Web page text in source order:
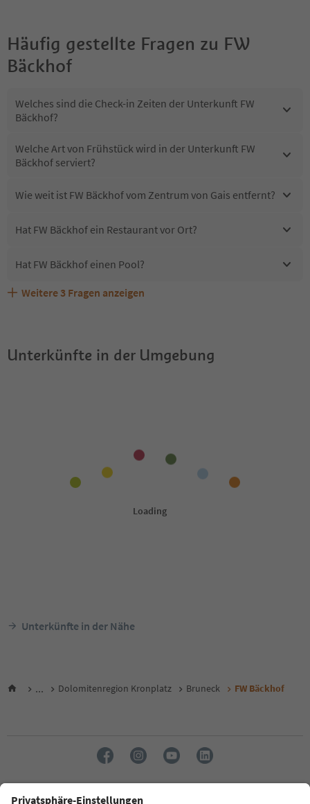
Häufig gestellte Fragen zu FW
Bäckhof
Welches sind die Check-in Zeiten der Unterkunft FW
Bäckhof?
Welche Art von Frühstück wird in der Unterkunft FW
Bäckhof serviert?
Wie weit ist FW Bäckhof vom Zentrum von Gais entfernt?
Hat FW Bäckhof ein Restaurant vor Ort?
Hat FW Bäckhof einen Pool?
Sind Haustiere in der Unterkunft FW Bäckhof erlaubt?
Welche Services bietet FW Bäckhof?
Erhalten die Gäste von FW Bäckhof einen Südtirol
Weitere 3 Fragen anzeigen
Unterkünfte in der Umgebung
Unterkünfte in der Nähe
... Dolomitenregion Kronplatz Bruneck FW Bäckhof
Sprache: Deutsch